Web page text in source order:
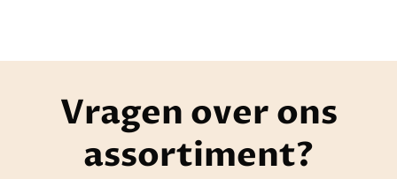
Vragen over ons
assortiment?